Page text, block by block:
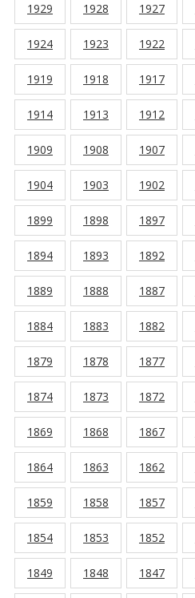
1929 1928 1927
1924 1923 1922
1919 1918 1917
1914 1913 1912
1909 1908 1907
1904 1903 1902
1899 1898 1897
1894 1893 1892
1889 1888 1887
1884 1883 1882
1879 1878 1877
1874 1873 1872
1869 1868 1867
1864 1863 1862
1859 1858 1857
1854 1853 1852
1849 1848 1847